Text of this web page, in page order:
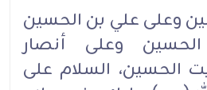
وعلى علي بن الحسين
وعلى أنصار
الحسين، السلام على